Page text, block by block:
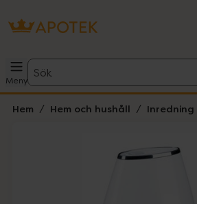
Meny
Sök
Hem Hem och hushåll Inredning
Lista: . Innehåller 2 objekt.